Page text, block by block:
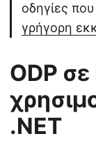
οδηγίες
γρήγορη
ODP
.NET